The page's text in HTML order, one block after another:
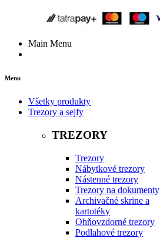
Main Menu
Menu
Všetky produkty
Trezory a sejfy
TREZORY
Trezory
Nábytkové trezory
Nástenné trezory
Trezory na dokumenty
Archivačné skrine a
kartotéky
Ohňovzdorné trezory
Podlahové trezory